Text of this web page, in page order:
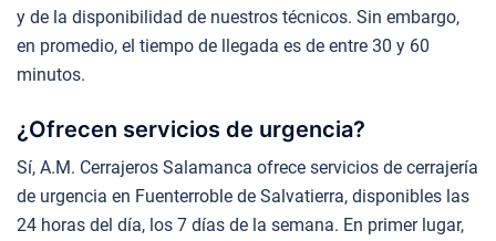
y de la disponibilidad de nuestros técnicos. Sin embargo,
en promedio, el tiempo de llegada es de entre 30 y 60
minutos.
¿Ofrecen servicios de urgencia?
Sí, A.M. Cerrajeros Salamanca ofrece servicios de cerrajería
de urgencia en Fuenterroble de Salvatierra, disponibles las
24 horas del día, los 7 días de la semana. En primer lugar,